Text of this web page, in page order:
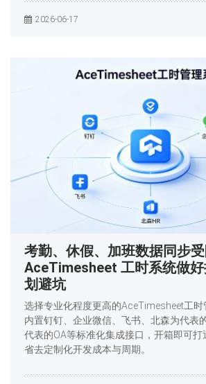
2026-06-17
考勤、休假、加班数据同步
AceTimesheet 工时系统做
划避坑
选择专业化程度更高的AceTimesheet工
内置钉钉、企业微信、飞书、北森为代表
代表的OA等标准化集成接口，开箱即可打
省去定制化开发成本与周期。